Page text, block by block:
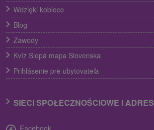
Wdzięki kobiece
Blog
Zawody
Kvíz Slepá mapa Slovenska
Prihlásenie pre ubytovateľa
SIECI SPOŁECZNOŚCIOWE I ADRES